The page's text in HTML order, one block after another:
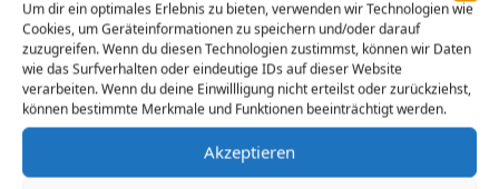
Um dir ein optimales Erlebnis zu bieten, verwenden wir Technologien wie
Cookies, um Geräteinformationen zu speichern und/oder darauf
zuzugreifen. Wenn du diesen Technologien zustimmst, können wir Daten
wie das Surfverhalten oder eindeutige IDs auf dieser Website
verarbeiten. Wenn du deine Einwillligung nicht erteilst oder zurückziehst,
können bestimmte Merkmale und Funktionen beeinträchtigt werden.
Akzeptieren
Kann ich den Kurs auf mehreren Geräten
nutzen?
Für welche Geräte ist der Kurs geeignet?